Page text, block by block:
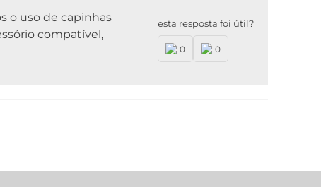
o uso de capinhas
compatível,
esta resposta foi útil?
0 0